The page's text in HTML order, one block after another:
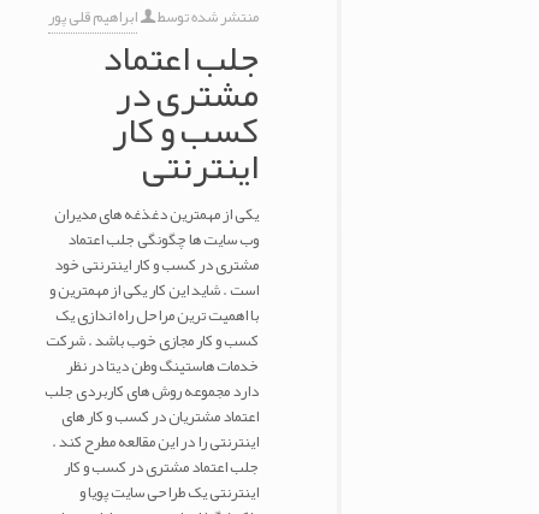
منتشر شده توسط ابراهیم قلی پور
جلب اعتماد
مشتری در
کسب و کار
اینترنتی
یکی از مهمترین دغذغه های مدیران
وب سایت ها چگونگی جلب اعتماد
مشتری در کسب و کار اینترنتی خود
است . شاید این کار یکی از مهمترین و
با اهمیت ترین مراحل راه اندازی یک
کسب و کار مجازی خوب باشد . شرکت
خدمات هاستینگ وطن دیتا در نظر
دارد مجموعه روش های کاربردی جلب
اعتماد مشتریان در کسب و کار های
اینترنتی را در این مقالعه مطرح کند .
جلب اعتماد مشتری در کسب و کار
اینترنتی یک طراحی سایت پویا و